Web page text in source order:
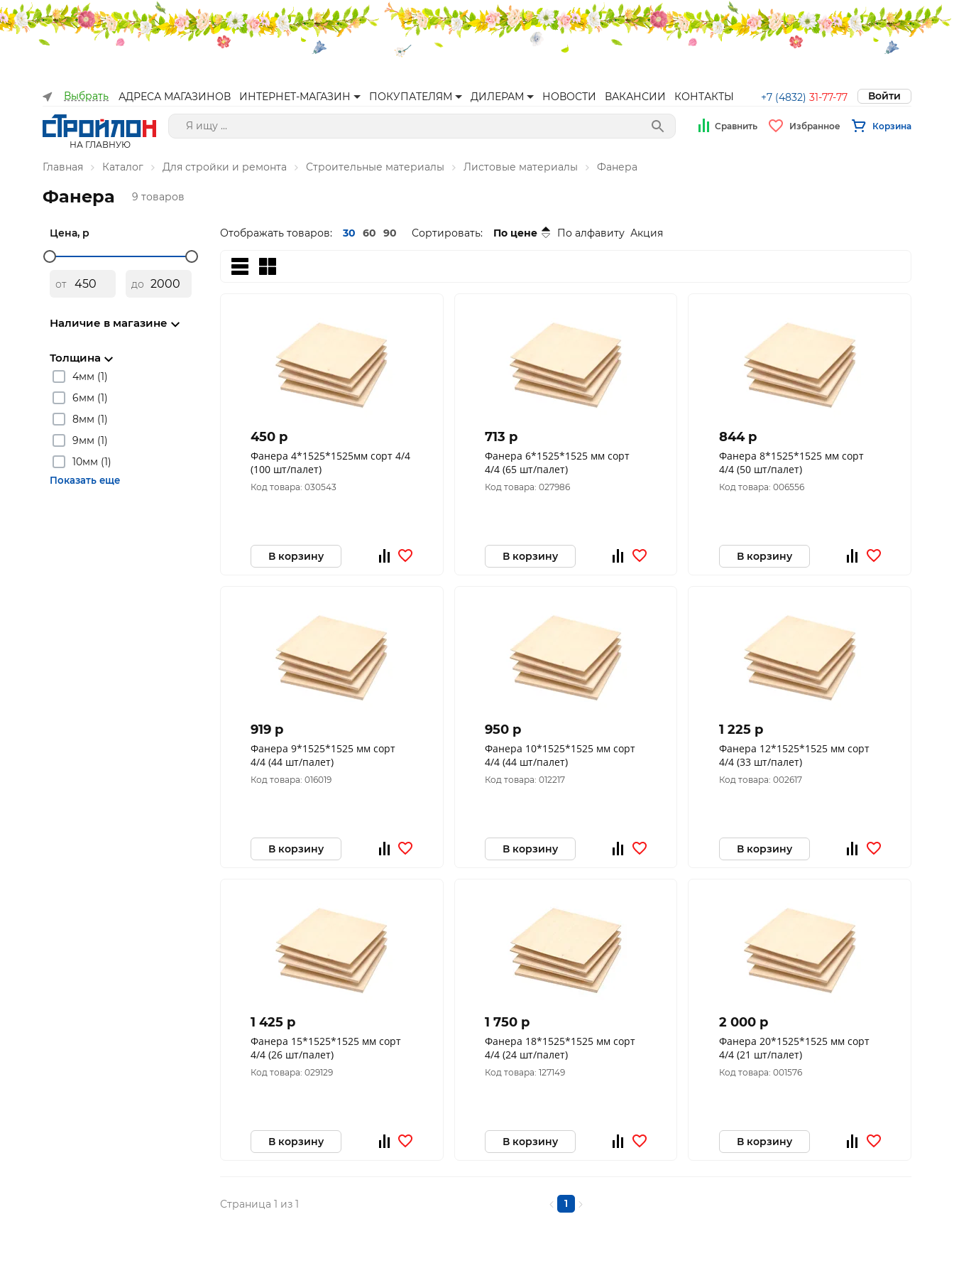
Выбрать АДРЕСА МАГАЗИНОВ ИНТЕРНЕТ-МАГАЗИН ПОКУПАТЕЛЯМ ДИЛЕРАМ НОВОСТИ ВАКАНСИИ КОНТАКТЫ +7 (4832) 31-77-77 Войти
НА ГЛАВНУЮ
Сравнить Избранное Корзина
Главная Каталог Для стройки и ремонта Строительные материалы Листовые материалы Фанера
Фанера 9 товаров
Цена, р
от до
Наличие в магазине
Толщина
4мм (1)
6мм (1)
8мм (1)
9мм (1)
10мм (1)
Показать еще
Отображать товаров: 30 60 90 Сортировать: По цене По алфавиту Акция
450 p
Фанера 4*1525*1525мм сорт 4/4
(100 шт/палет)
Код товара: 030543
В корзину
713 p
Фанера 6*1525*1525 мм сорт
4/4 (65 шт/палет)
Код товара: 027986
В корзину
844 p
Фанера 8*1525*1525 мм сорт
4/4 (50 шт/палет)
Код товара: 006556
В корзину
919 p
Фанера 9*1525*1525 мм сорт
4/4 (44 шт/палет)
Код товара: 016019
В корзину
950 p
Фанера 10*1525*1525 мм сорт
4/4 (44 шт/палет)
Код товара: 012217
В корзину
1 225 p
Фанера 12*1525*1525 мм сорт
4/4 (33 шт/палет)
Код товара: 002617
В корзину
1 425 p
Фанера 15*1525*1525 мм сорт
4/4 (26 шт/палет)
Код товара: 029129
В корзину
1 750 p
Фанера 18*1525*1525 мм сорт
4/4 (24 шт/палет)
Код товара: 127149
В корзину
2 000 p
Фанера 20*1525*1525 мм сорт
4/4 (21 шт/палет)
Код товара: 001576
В корзину
Страница 1 из 1 1